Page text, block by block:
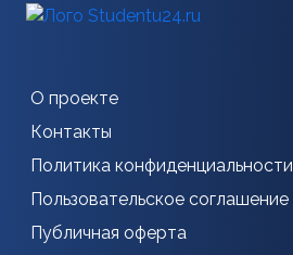
О проекте
Контакты
Политика конфиденциальности
Пользовательское соглашение
Публичная оферта